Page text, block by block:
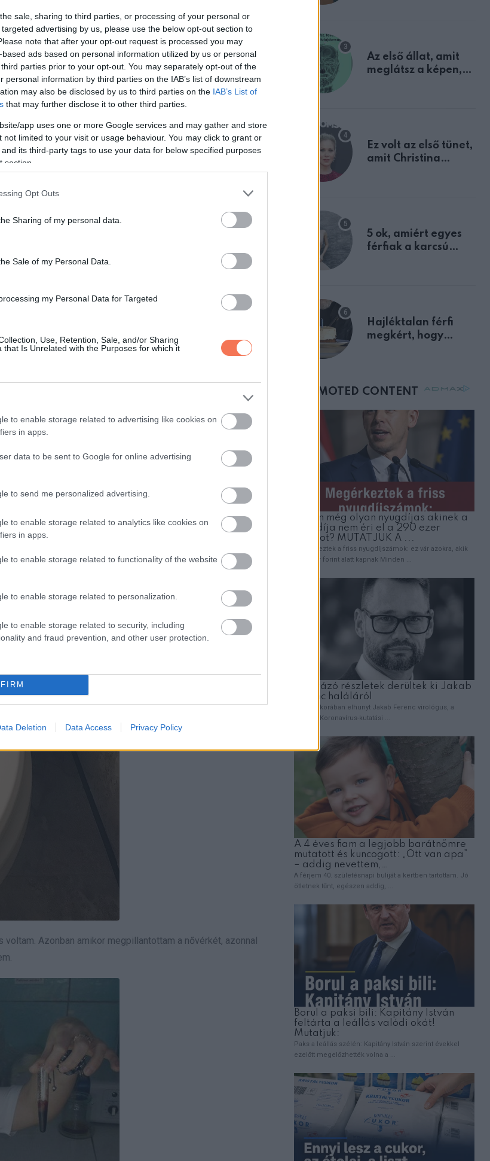
sale, sharing to third parties, or processing of your personal or
advertising by us, please use the below opt-out section to
note that after your opt-out request is processed you may
ads based on personal information utilized by us or personal
parties prior to your opt-out. You may separately opt-out of the
personal information by third parties on the IAB’s list of downstream
may also be disclosed by us to third parties on the IAB’s List of
that may further disclose it to other third parties.
app uses one or more Google services and may gather and store
not limited to your visit or usage behaviour. You may click to grant or
its third-party tags to use your data for below specified purposes
section.
Opt Outs
Sharing of my personal data.
Sale of my Personal Data.
my Personal Data for Targeted
Use, Retention, Sale, and/or Sharing
that Is Unrelated with the Purposes for which it
to enable storage related to advertising like cookies on
in apps.
data to be sent to Google for online advertising
to send me personalized advertising.
to enable storage related to analytics like cookies on
in apps.
to enable storage related to functionality of the website
to enable storage related to personalization.
to enable storage related to security, including
and fraud prevention, and other user protection.
Deletion Data Access Privacy Policy
a kézírása. Amikor szóvá tettem neki, csak ennyit
szemvizsgálati tábla is. A betűket összeolvasva pedig a
Azonban amikor megpillantottam a nővérkét, azonnal
Az első állat, amit
meglátsz a képen,
Ez volt az első tünet,
amit Christina
5 ok, amiért egyes
férfiak a karcsú
Hajléktalan férfi
megkért, hogy
mellettem ült az első